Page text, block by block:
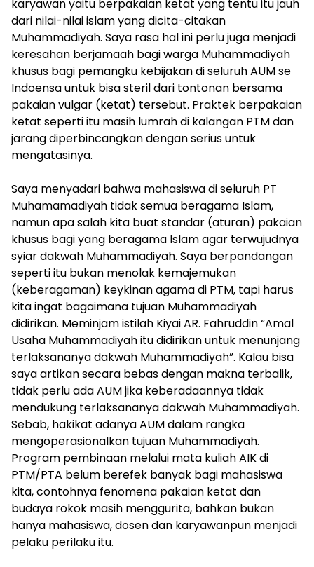
karyawan yaitu berpakaian ketat yang tentu itu jauh
dari nilai-nilai islam yang dicita-citakan
Muhammadiyah. Saya rasa hal ini perlu juga menjadi
keresahan berjamaah bagi warga Muhammadiyah
khusus bagi pemangku kebijakan di seluruh AUM se
Indoensa untuk bisa steril dari tontonan bersama
pakaian vulgar (ketat) tersebut. Praktek berpakaian
ketat seperti itu masih lumrah di kalangan PTM dan
jarang diperbincangkan dengan serius untuk
mengatasinya.
​Saya menyadari bahwa mahasiswa di seluruh PT
Muhamamadiyah tidak semua beragama Islam,
namun apa salah kita buat standar (aturan) pakaian
khusus bagi yang beragama Islam agar terwujudnya
syiar dakwah Muhammadiyah. Saya berpandangan
seperti itu bukan menolak kemajemukan
(keberagaman) keykinan agama di PTM, tapi harus
kita ingat bagaimana tujuan Muhammadiyah
didirikan. Meminjam istilah Kiyai AR. Fahruddin “Amal
Usaha Muhammadiyah itu didirikan untuk menunjang
terlaksananya dakwah Muhammadiyah”. Kalau bisa
saya artikan secara bebas dengan makna terbalik,
tidak perlu ada AUM jika keberadaannya tidak
mendukung terlaksananya dakwah Muhammadiyah.
Sebab, hakikat adanya AUM dalam rangka
mengoperasionalkan tujuan Muhammadiyah.
Program pembinaan melalui mata kuliah AIK di
PTM/PTA belum berefek banyak bagi mahasiswa
kita, contohnya fenomena pakaian ketat dan
budaya rokok masih menggurita, bahkan bukan
hanya mahasiswa, dosen dan karyawanpun menjadi
pelaku perilaku itu.